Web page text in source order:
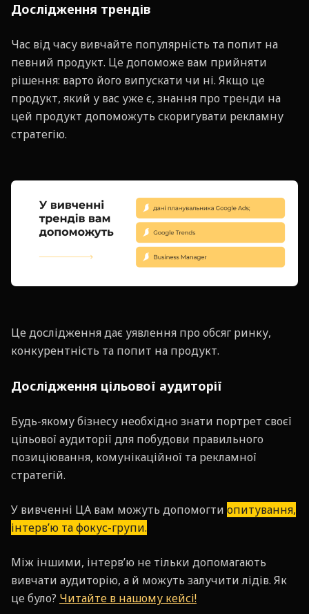
Дослідження трендів
Час від часу вивчайте популярність та попит на
певний продукт. Це допоможе вам прийняти
рішення: варто його випускати чи ні. Якщо це
продукт, який у вас уже є, знання про тренди на
цей продукт допоможуть скоригувати рекламну
стратегію.
Це дослідження дає уявлення про обсяг ринку,
конкурентність та попит на продукт.
Дослідження цільової аудиторії
Будь-якому бізнесу необхідно знати портрет своєї
цільової аудиторії для побудови правильного
позиціювання, комунікаційної та рекламної
стратегій.
У вивченні ЦА вам можуть допомогти опитування,
інтерв’ю та фокус-групи.
Між іншими, інтерв’ю не тільки допомагають
вивчати аудиторію, а й можуть залучити лідів. Як
це було? Читайте в нашому кейсі!